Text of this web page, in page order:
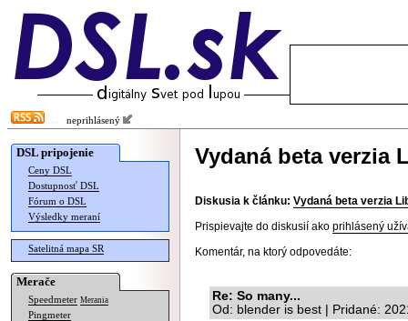
neprihlásený
DSL pripojenie
Ceny DSL
Dostupnosť DSL
Fórum o DSL
Výsledky meraní
Satelitná mapa SR
Merače
Speedmeter Merania
Pingmeter
Vydaná beta verzia
Diskusia k článku: Vydaná beta verzia
Prispievajte do diskusií ako prihlásený
Komentár, na ktorý odpovedáte:
Re: So many...
Od: blender is best | Pridané: